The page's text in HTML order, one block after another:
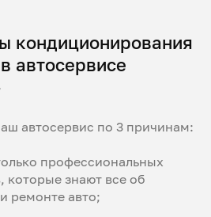
кондиционирования
автосервисе
автосервис по 3 причинам:
профессиональных
которые знают все об
ремонте авто;